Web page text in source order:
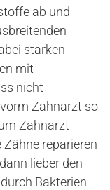
ab und
starken
mit
nicht
Zahnarzt so
Zahnarzt
reparieren
lieber den
Bakterien